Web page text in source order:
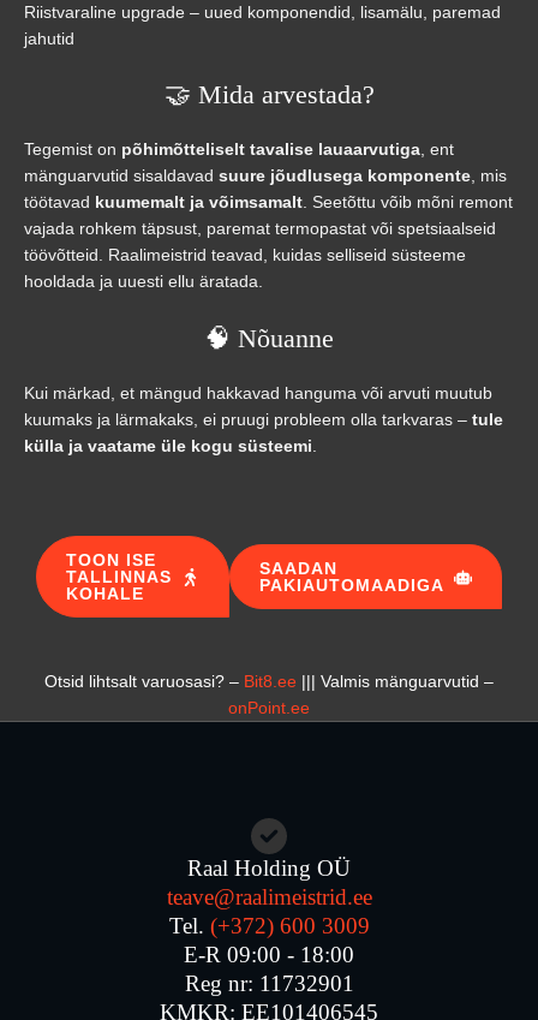
Riistvaraline upgrade – uued komponendid, lisamälu, paremad
jahutid
🤝 Mida arvestada?
Tegemist on põhimõtteliselt tavalise lauaarvutiga, ent
mänguarvutid sisaldavad suure jõudlusega komponente, mis
töötavad kuumemalt ja võimsamalt. Seetõttu võib mõni remont
vajada rohkem täpsust, paremat termopastat või spetsiaalseid
töövõtteid. Raalimeistrid teavad, kuidas selliseid süsteeme
hooldada ja uuesti ellu äratada.
🧠 Nõuanne
Kui märkad, et mängud hakkavad hanguma või arvuti muutub
kuumaks ja lärmakaks, ei pruugi probleem olla tarkvaras – tule
külla ja vaatame üle kogu süsteemi
TOON ISE
TALLINNAS
KOHALE
SAADAN
PAKIAUTOMAADIGA
Otsid lihtsalt varuosasi? – Bit8.ee ||| Valmis mänguarvutid –
onPoint.ee
Raal Holding OÜ
teave@raalimeistrid.ee
Tel. (+372) 600 3009
E-R 09:00 - 18:00
Reg nr: 11732901
KMKR: EE101406545